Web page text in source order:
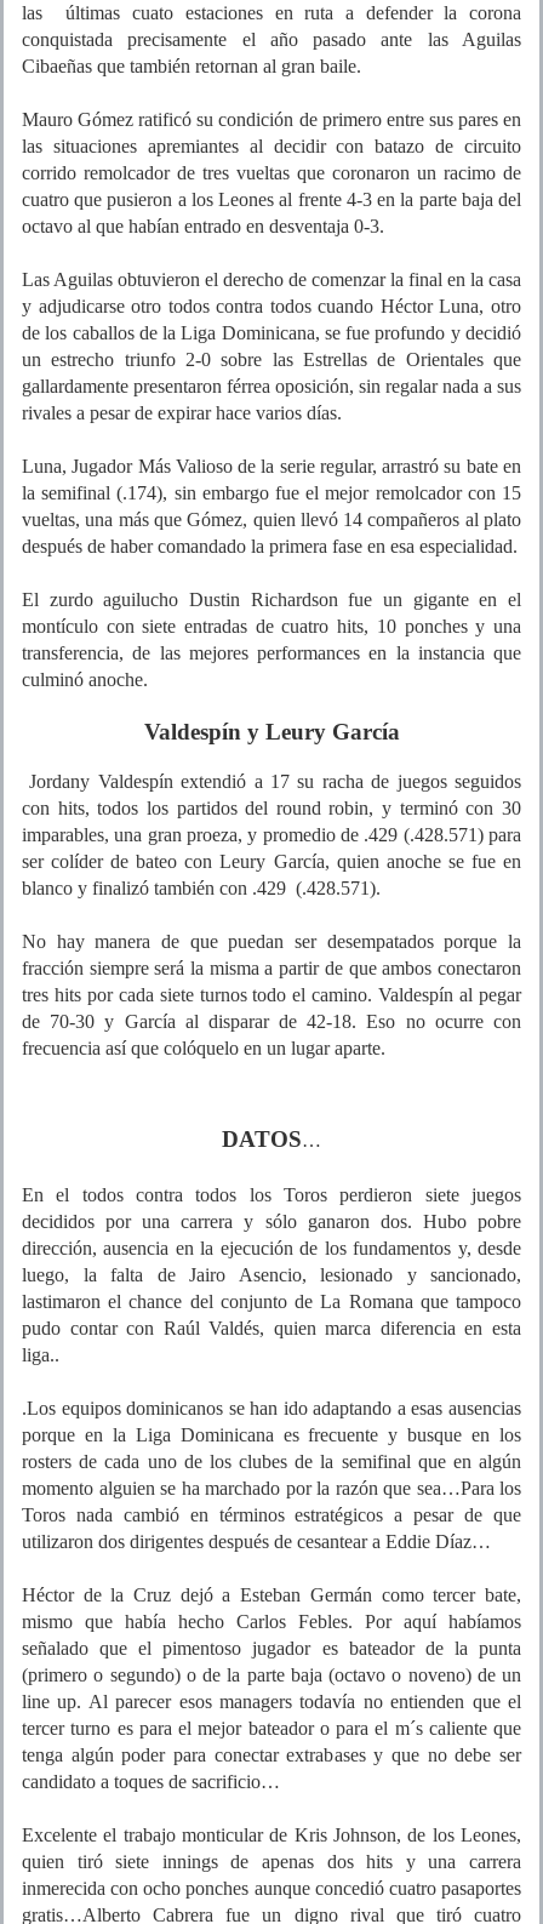
las últimas cuato estaciones en ruta a defender la corona
conquistada precisamente el año pasado ante las Aguilas
Cibaeñas que también retornan al gran baile.
Mauro Gómez ratificó su condición de primero entre sus pares en
las situaciones apremiantes al decidir con batazo de circuito
corrido remolcador de tres vueltas que coronaron un racimo de
cuatro que pusieron a los Leones al frente 4-3 en la parte baja del
octavo al que habían entrado en desventaja 0-3.
Las Aguilas obtuvieron el derecho de comenzar la final en la casa
y adjudicarse otro todos contra todos cuando Héctor Luna, otro
de los caballos de la Liga Dominicana, se fue profundo y decidió
un estrecho triunfo 2-0 sobre las Estrellas de Orientales que
gallardamente presentaron férrea oposición, sin regalar nada a sus
rivales a pesar de expirar hace varios días.
Luna, Jugador Más Valioso de la serie regular, arrastró su bate en
la semifinal (.174), sin embargo fue el mejor remolcador con 15
vueltas, una más que Gómez, quien llevó 14 compañeros al plato
después de haber comandado la primera fase en esa especialidad.
El zurdo aguilucho Dustin Richardson fue un gigante en el
montículo con siete entradas de cuatro hits, 10 ponches y una
transferencia, de las mejores performances en la instancia que
culminó anoche.
Valdespín y Leury García
Jordany Valdespín extendió a 17 su racha de juegos seguidos
con hits, todos los partidos del round robin, y terminó con 30
imparables, una gran proeza, y promedio de .429 (.428.571) para
ser colíder de bateo con Leury García, quien anoche se fue en
blanco y finalizó también con .429 (.428.571).
No hay manera de que puedan ser desempatados porque la
fracción siempre será la misma a partir de que ambos conectaron
tres hits por cada siete turnos todo el camino. Valdespín al pegar
de 70-30 y García al disparar de 42-18. Eso no ocurre con
frecuencia así que colóquelo en un lugar aparte.
DATOS…
En el todos contra todos los Toros perdieron siete juegos
decididos por una carrera y sólo ganaron dos. Hubo pobre
dirección, ausencia en la ejecución de los fundamentos y, desde
luego, la falta de Jairo Asencio, lesionado y sancionado,
lastimaron el chance del conjunto de La Romana que tampoco
pudo contar con Raúl Valdés, quien marca diferencia en esta
liga..
.Los equipos dominicanos se han ido adaptando a esas ausencias
porque en la Liga Dominicana es frecuente y busque en los
rosters de cada uno de los clubes de la semifinal que en algún
momento alguien se ha marchado por la razón que sea…Para los
Toros nada cambió en términos estratégicos a pesar de que
utilizaron dos dirigentes después de cesantear a Eddie Díaz…
Héctor de la Cruz dejó a Esteban Germán como tercer bate,
mismo que había hecho Carlos Febles. Por aquí habíamos
señalado que el pimentoso jugador es bateador de la punta
(primero o segundo) o de la parte baja (octavo o noveno) de un
line up. Al parecer esos managers todavía no entienden que el
tercer turno es para el mejor bateador o para el m´s caliente que
tenga algún poder para conectar extrabases y que no debe ser
candidato a toques de sacrificio…
Excelente el trabajo monticular de Kris Johnson, de los Leones,
quien tiró siete innings de apenas dos hits y una carrera
inmerecida con ocho ponches aunque concedió cuatro pasaportes
gratis…Alberto Cabrera fue un digno rival que tiró cuatro